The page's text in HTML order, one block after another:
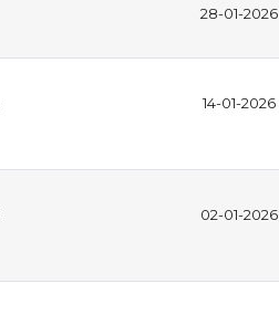
28-01-2026
14-01-2026
02-01-2026